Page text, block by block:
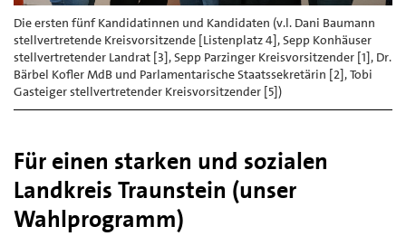
Die ersten fünf Kandidatinnen und Kandidaten (v.l. Dani Baumann
stellvertretende Kreisvorsitzende [Listenplatz 4], Sepp Konhäuser
stellvertretender Landrat [3], Sepp Parzinger Kreisvorsitzender [1], Dr.
Bärbel Kofler MdB und Parlamentarische Staatssekretärin [2], Tobi
Gasteiger stellvertretender Kreisvorsitzender [5])
Für einen starken und sozialen
Landkreis Traunstein (unser
Wahlprogramm)